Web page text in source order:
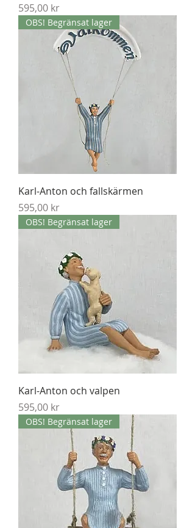
Pris
595,00 kr
OBS! Begränsat lager
Karl-Anton och fallskärmen
Pris
595,00 kr
OBS! Begränsat lager
Karl-Anton och valpen
Pris
595,00 kr
OBS! Begränsat lager